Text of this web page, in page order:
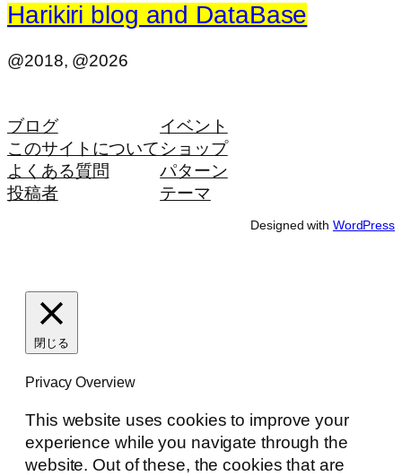
Harikiri blog and DataBase
@2018, @2026
ブログ
このサイトについて
よくある質問
投稿者
イベント
ショップ
パターン
テーマ
Designed with WordPress
閉じる
Privacy Overview
This website uses cookies to improve your
experience while you navigate through the
website. Out of these, the cookies that are